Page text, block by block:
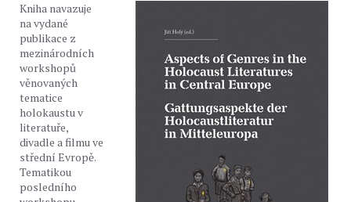
Kniha navazuje
na vydané
publikace z
mezinárodních
workshopů
věnovaných
tematice
holokaustu v
literatuře,
divadle a filmu ve
střední Evropě.
Tematikou
posledního